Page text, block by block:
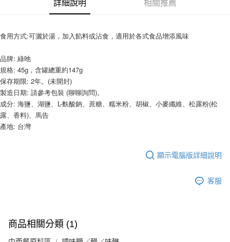
【關於「AFTEE先享後付」】
AFTEE先享後付是「在收到商品之後才付款」的支付方式。 讓您購物簡單
便利好安心！
１．簡單：不需註冊會員、不需綁卡、不需儲值。
２．便利：只要手機號碼，簡訊認證，即可結帳。
３．安心：先確認商品／服務後，再付款。
【「AFTEE先享後付」結帳流程】
１．於結帳方式選擇「AFTEE先享後付」後，將跳轉至「AFTEE先享後付」
３．收到繳費通知簡訊後14天內，點擊此簡訊中的連結，可透過四大超商／
※ 請注意：結帳手續完成當下不需立刻繳費，但若您需要取消訂單，請聯絡
購買商品的店家。未經商家同意取消之訂單仍視為有效，需透過AFTEE先享
客戶支援中心」https://netprotections.freshdesk.com/support/home
【注意事項】
ATM付款
運送方式
全家取貨付款-重量限制含紙箱10kg，請控制商品重量在9~9.5
kg
每筆NT$90，滿NT$990(含以上)免運費
付款後全家取貨-重量限制含紙箱10kg，請控制商品重量在9~
每筆NT$90，滿NT$990(含以上)免運費
詳細說明 相關推薦
食用方式:可灑於湯，加入餡料或沾食，適用於各式食品增添風味
品牌: 綠吔
規格: 45g，含罐總重約147g
保存期限: 2年。(未開封)
製造日期: 請參考包裝 (聊聊詢問)。
成分: 海鹽、湖鹽、L-麩酸鈉、蔗糖、糯米粉、胡椒、小麥纖維、松露粉(松
露、香料)、馬告
產地: 台灣
顯示電腦版詳細說明
客服
商品相關分類 (1)